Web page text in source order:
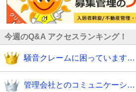
今週のQ&A アクセスランキング！
騒音クレームに困っています…
管理会社とのコミュニケーシ…